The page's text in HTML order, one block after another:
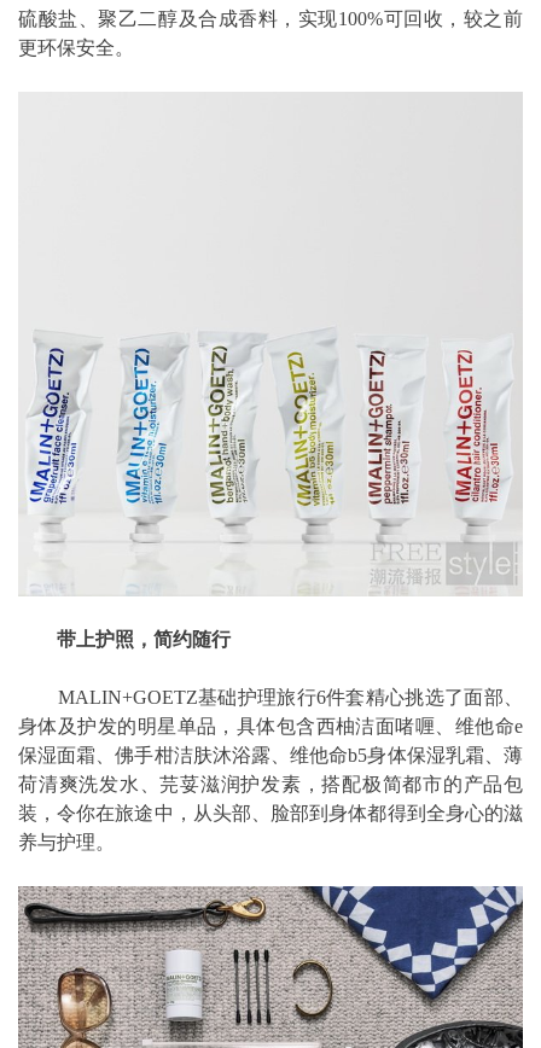
硫酸盐、聚乙二醇及合成香料，实现100%可回收，较之前
更环保安全。
带上护照，简约随行
MALIN+GOETZ基础护理旅行6件套精心挑选了面部、
身体及护发的明星单品，具体包含西柚洁面啫喱、维他命e
保湿面霜、佛手柑洁肤沐浴露、维他命b5身体保湿乳霜、薄
荷清爽洗发水、芫荽滋润护发素，搭配极简都市的产品包
装，令你在旅途中，从头部、脸部到身体都得到全身心的滋
养与护理。